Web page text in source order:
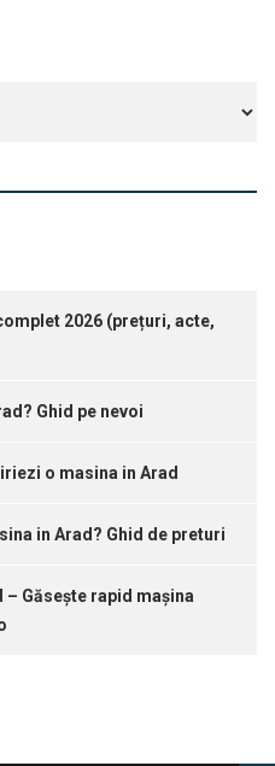
2026 (prețuri, acte,
Ghid pe nevoi
o masina in Arad
in Arad? Ghid de preturi
Găsește rapid mașina